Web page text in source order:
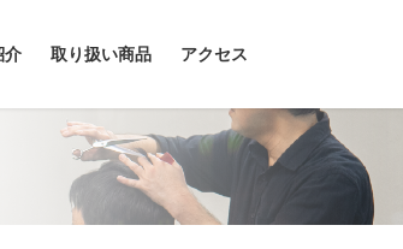
介 取り扱い商品 アクセス